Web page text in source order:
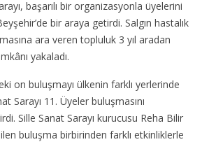
başarılı bir organizasyonla üyelerini
bir araya getirdi. Salgın hastalık
ara veren topluluk 3 yıl aradan
yakaladı.
ülkenin farklı yerlerinde
Sarayı 11. Üyeler buluşmasını
Sille Sanat Sarayı kurucusu Reha Bilir
buluşma birbirinden farklı etkinliklerle